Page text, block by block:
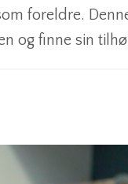
foreldre.
og finne sin